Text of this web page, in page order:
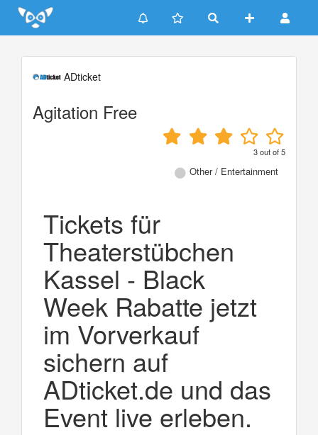
Update cookies preferences
ADticket
Agitation Free
3out of5
Other / Entertainment
Tickets für
Theaterstübchen
Kassel - Black
Week Rabatte jetzt
im Vorverkauf
sichern auf
ADticket.de und das
Event live erleben.